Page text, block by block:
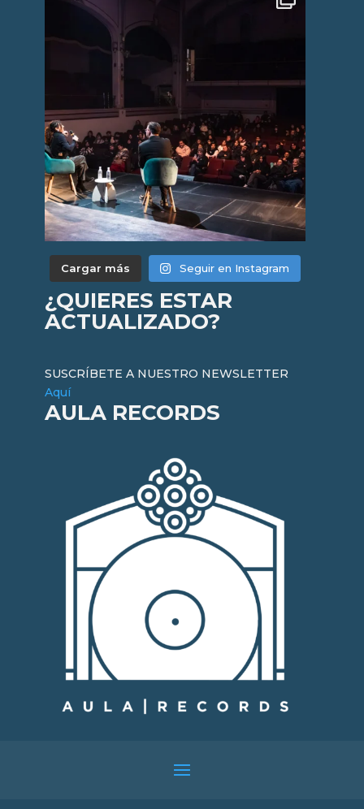
Cargar más Seguir en Instagram
¿QUIERES ESTAR
ACTUALIZADO?
SUSCRÍBETE A NUESTRO NEWSLETTER
Aquí
AULA RECORDS